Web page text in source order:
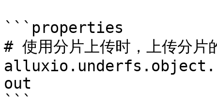
```properties
# 使用分片上传时，上传分片
out
```